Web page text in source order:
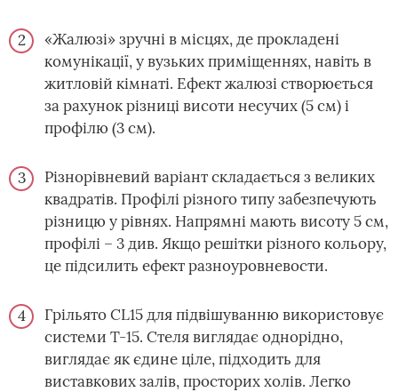
«Жалюзі» зручні в місцях, де прокладені
комунікації, у вузьких приміщеннях, навіть в
житловій кімнаті. Ефект жалюзі створюється
за рахунок різниці висоти несучих (5 см) і
профілю (3 см).
Різнорівневий варіант складається з великих
квадратів. Профілі різного типу забезпечують
різницю у рівнях. Напрямні мають висоту 5 см,
профілі – 3 див. Якщо решітки різного кольору,
це підсилить ефект разноуровневости.
Грільято CL15 для підвішуванню використовує
системи Т-15. Стеля виглядає однорідно,
виглядає як єдине ціле, підходить для
виставкових залів, просторих холів. Легко